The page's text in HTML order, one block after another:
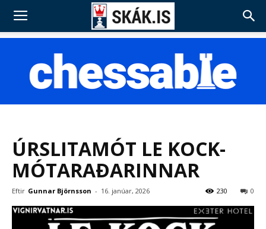
ÚRSLITAMÓT LE KOCK-
MÓTARAÐARINNAR
Eftir Gunnar Björnsson - 16. janúar, 2026 0
230